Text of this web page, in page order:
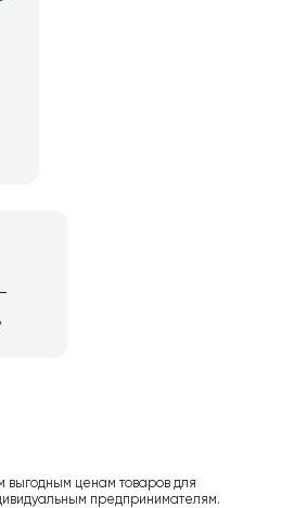
выгодным ценам товаров для
предпринимателям.